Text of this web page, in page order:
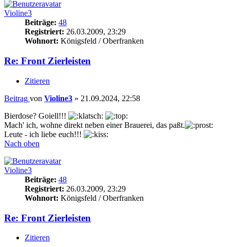
Violine3
Beiträge: 48
Registriert: 26.03.2009, 23:29
Wohnort: Königsfeld / Oberfranken
Re: Front Zierleisten
Zitieren
Beitrag von Violine3 » 21.09.2024, 22:58
Bierdose? Goiell!!!
Mach' ich, wohne direkt neben einer Brauerei, das paßt.
Leute - ich liebe euch!!!
Nach oben
Violine3
Beiträge: 48
Registriert: 26.03.2009, 23:29
Wohnort: Königsfeld / Oberfranken
Re: Front Zierleisten
Zitieren